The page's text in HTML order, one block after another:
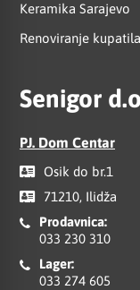
Keramika Sarajevo
Renoviranje kupatila
Senigor
PJ. Dom Centar
Osik do br.1
71210, Ilidža
Prodavnica:
033 230 310
Lager:
033 274 605